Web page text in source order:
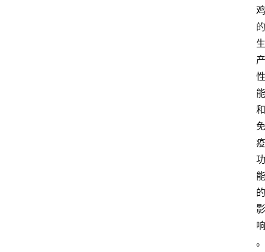
鸡
的
生
产
性
能
和
免
疫
功
能
的
影
响
。